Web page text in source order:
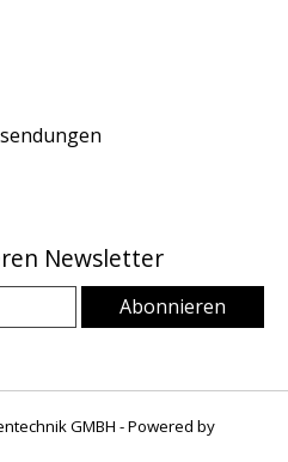
Newsletter
Abonnieren
GMBH - Powered by